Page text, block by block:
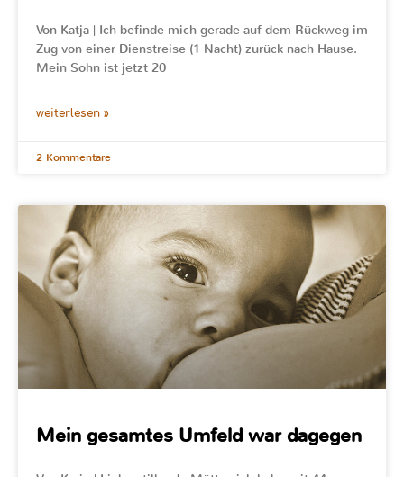
Von Katja | Ich befinde mich gerade auf dem Rückweg im
Zug von einer Dienstreise (1 Nacht) zurück nach Hause.
Mein Sohn ist jetzt 20
weiterlesen »
2 Kommentare
Mein gesamtes Umfeld war dagegen